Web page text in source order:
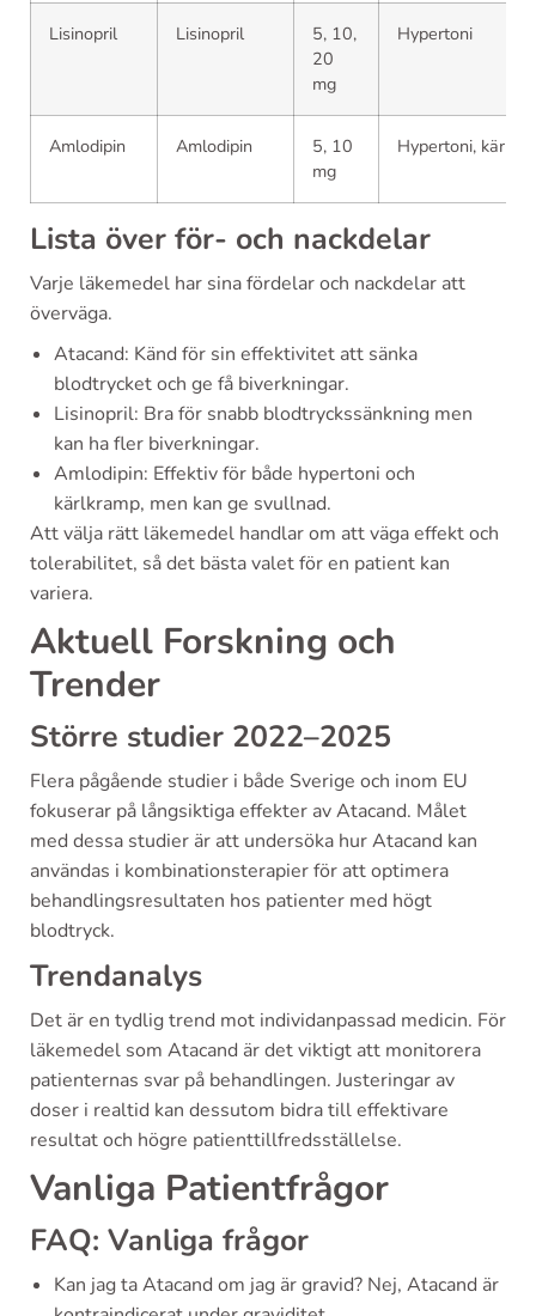
Lisinopril Lisinopril
5, 10,
20
mg
Hypertoni
Amlodipin Amlodipin
5, 10
mg
Hypertoni,
Lista över för- och nackdelar
Varje läkemedel har sina fördelar och nackdelar att
överväga.
Atacand: Känd för sin effektivitet att sänka
blodtrycket och ge få biverkningar.
Lisinopril: Bra för snabb blodtryckssänkning men
kan ha fler biverkningar.
Amlodipin: Effektiv för både hypertoni och
kärlkramp, men kan ge svullnad.
Att välja rätt läkemedel handlar om att väga effekt och
tolerabilitet, så det bästa valet för en patient kan
variera.
Aktuell Forskning och
Trender
Större studier 2022–2025
Flera pågående studier i både Sverige och inom EU
fokuserar på långsiktiga effekter av Atacand. Målet
med dessa studier är att undersöka hur Atacand kan
användas i kombinationsterapier för att optimera
behandlingsresultaten hos patienter med högt
blodtryck.
Trendanalys
Det är en tydlig trend mot individanpassad medicin. För
läkemedel som Atacand är det viktigt att monitorera
patienternas svar på behandlingen. Justeringar av
doser i realtid kan dessutom bidra till effektivare
resultat och högre patienttillfredsställelse.
Vanliga Patientfrågor
FAQ: Vanliga frågor
Kan jag ta Atacand om jag är gravid? Nej, Atacand är